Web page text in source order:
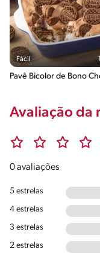
Fácil
Pavê Bicolor de Bono
Avaliação da
0 avaliações
5 estrelas
4 estrelas
3 estrelas
2 estrelas